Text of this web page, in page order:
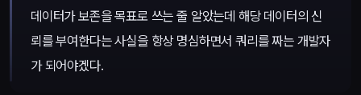
데이터가 보존을 목표로 쓰는 줄 알았는데 해당 데이터의 신
뢰를 부여한다는 사실을 항상 명심하면서 쿼리를 짜는 개발자
가 되어야겠다.